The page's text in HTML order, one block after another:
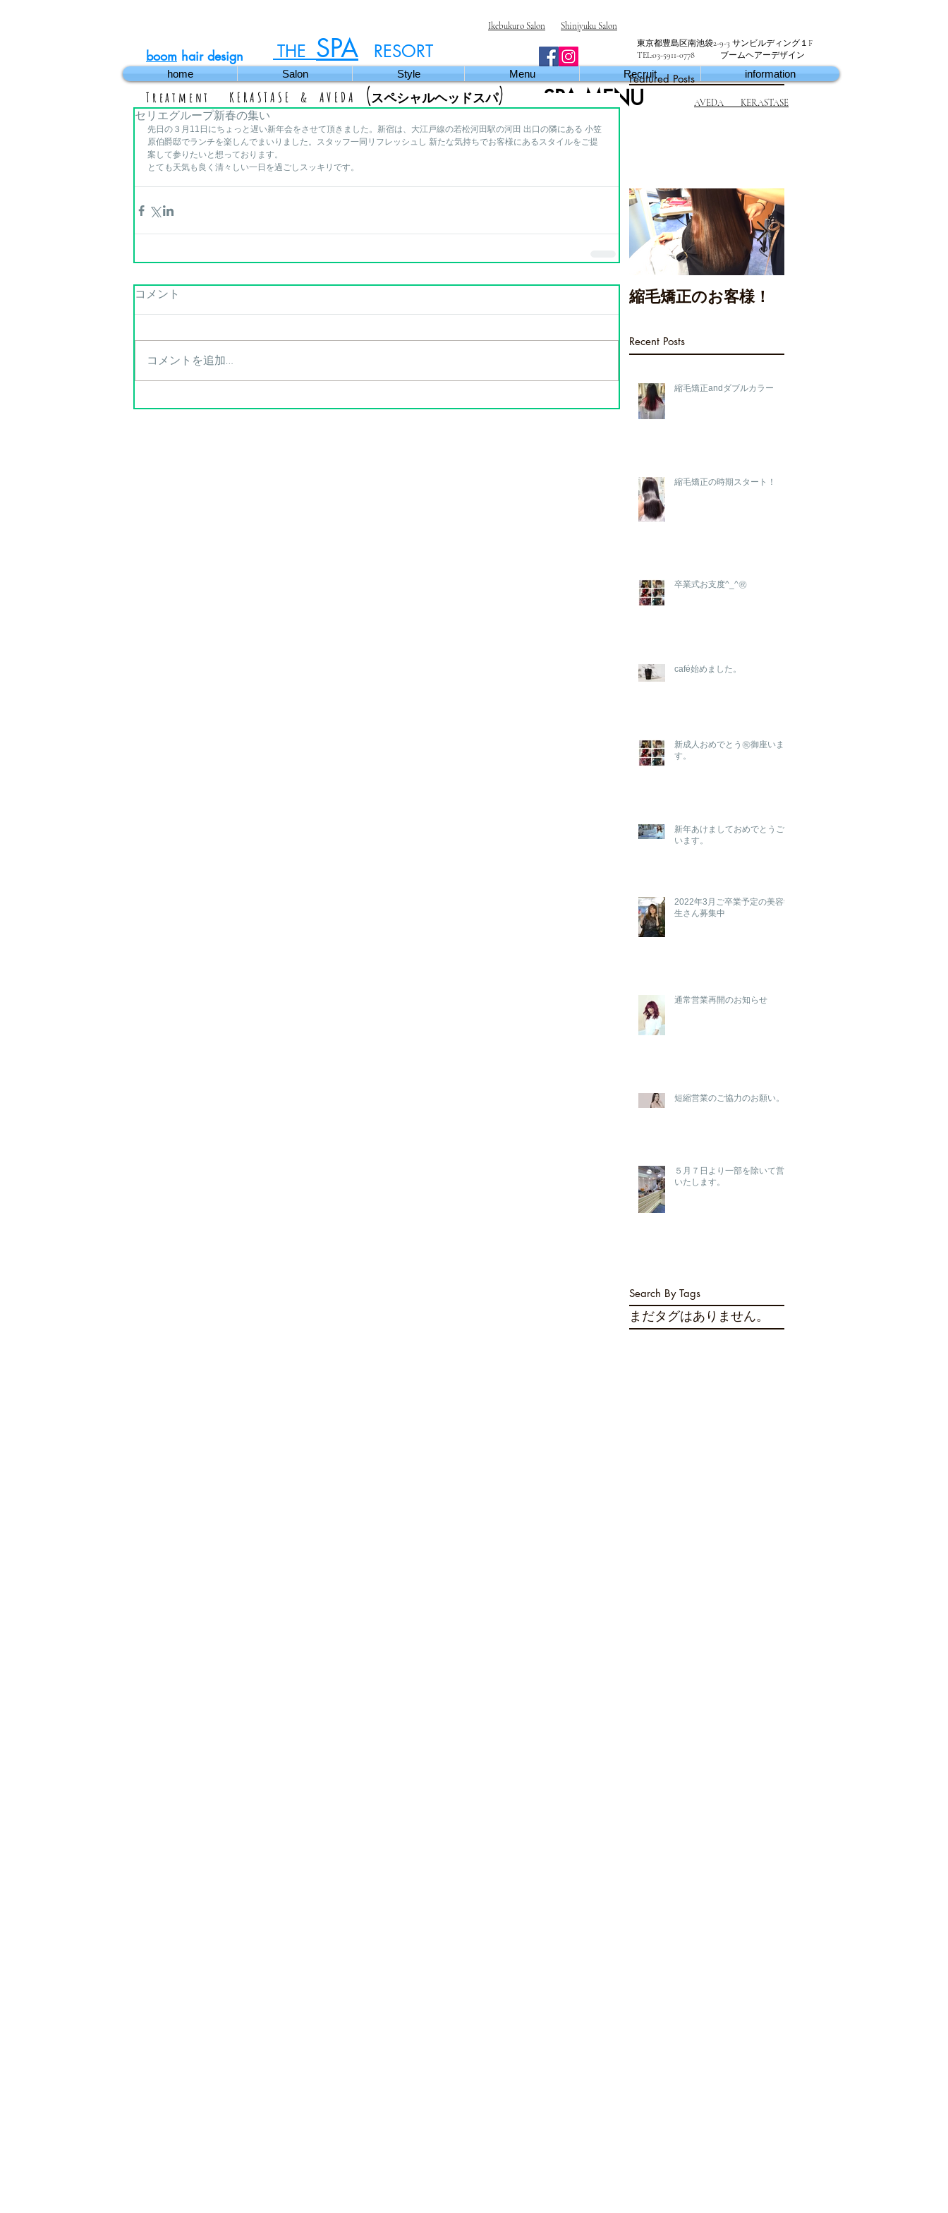
Ikebukuro Salon Shinjyuku Salon
boom hair design THE SPA RESORT
東京都豊島区南池袋2-9-3 サンビルディング１F
TEL:03-5911-0778 ブームヘアーデザイン
home Salon Style Menu Recruit information
SPA MENU AVEDA KERASTASE
セリエグループ新春の集い
先日の３月11日にちょっと遅い新年会をさせて頂きました。新宿は、大江戸線の若松河田駅の河田 出口の隣にある 小笠
原伯爵邸でランチを楽しんでまいりました。スタッフ一同リフレッシュし 新たな気持ちでお客様にあるスタイルをご提
案して参りたいと想っております。
とても天気も良く清々しい一日を過ごしスッキリです。
コメント
コメントを追加…
Featured Posts
縮毛矯正のお客様！
Recent Posts
縮毛矯正andダブルカラー
縮毛矯正の時期スタート！
卒業式お支度^_^㊗️
café始めました。
新成人おめでとう㊗️御座いま
す。
新年あけましておめでとうござ
います。
2022年3月ご卒業予定の美容学
生さん募集中
通常営業再開のお知らせ
短縮営業のご協力のお願い。
５月７日より一部を除いて営業
いたします。
Search By Tags
まだタグはありません。
Treatment KERASTASE & AVEDA (スペシャルヘッドスパ)